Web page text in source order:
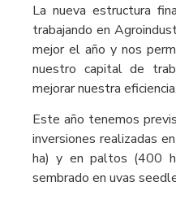
La nueva estructura
trabajando en
mejor el año y nos
nuestro capital de
mejorar nuestra eficiencia.
Este año tenemos
inversiones realizadas
ha) y en paltos (400
sembrado en uvas